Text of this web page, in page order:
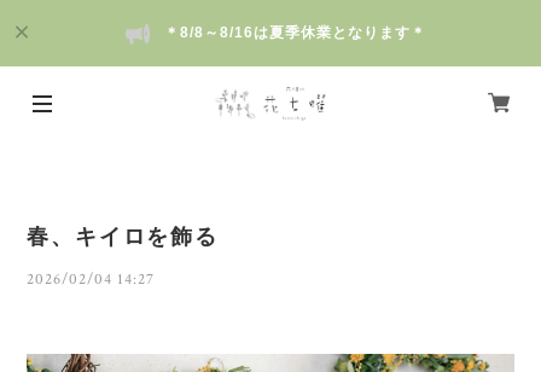
＊8/8～8/16は夏季休業となります＊
春、キイロを飾る
2026/02/04 14:27